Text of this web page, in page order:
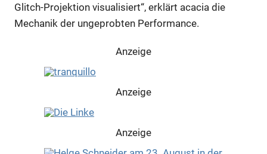
Glitch-Projektion visualisiert“, erklärt acacia die
Mechanik der ungeprobten Performance.
Anzeige
Anzeige
Anzeige